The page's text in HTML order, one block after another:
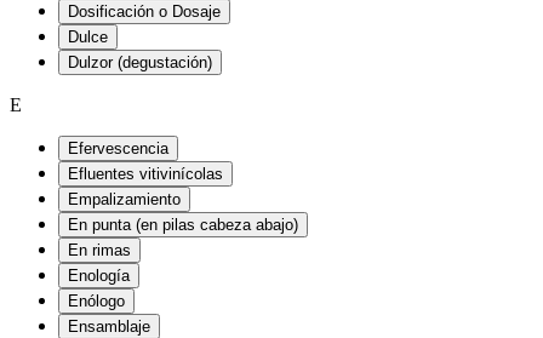
Dosificación o Dosaje
Dulce
Dulzor (degustación)
E
Efervescencia
Efluentes vitivinícolas
Empalizamiento
En punta (en pilas cabeza abajo)
En rimas
Enología
Enólogo
Ensamblaje